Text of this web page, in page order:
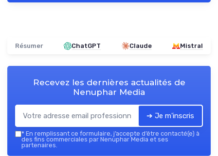
Résumer ChatGPT Claude Mistral
Recevez les dernières actualités de
Nenuphar Media
➔ Je m'inscris
* En remplissant ce formulaire, j’accepte d’être contacté(e) à
des fins commerciales par Nenuphar Media et ses
partenaires.